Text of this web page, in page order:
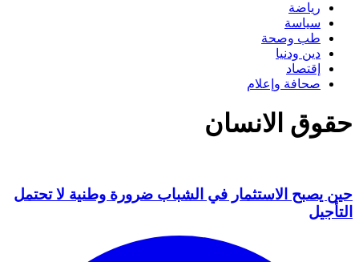
رياضة
سياسة
طب وصحة
دين ودنيا
إقتصاد
صحافة وإعلام
حقوق الانسان
حين يصبح الاستثمار في الشباب ضرورة وطنية لا تحتمل
التأجيل